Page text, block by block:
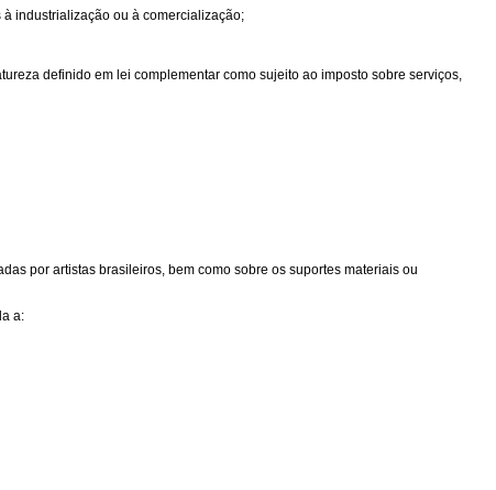
industrialização ou à comercialização;
definido em lei complementar como sujeito ao imposto sobre serviços,
por artistas brasileiros, bem como sobre os suportes materiais ou
a: